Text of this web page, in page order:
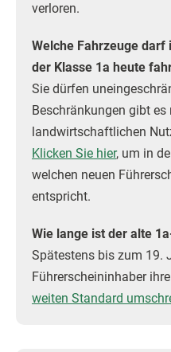
verloren.
Welche Fahrzeuge
der Klasse 1a heute
Sie dürfen
Beschränkungen gibt es
landwirtschaftlichen
Klicken Sie hier, um in
welchen neuen
entspricht.
Wie lange ist der alte
Spätestens bis zum 19.
Führerscheininhaber ihre
weiten Standard